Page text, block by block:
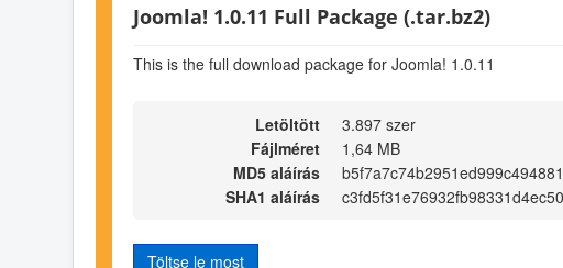
Joomla! 1.0.11 Full Package (.tar.bz2)
This is the full download package for Joomla! 1.0.11
Letöltött
3.897 szer
Fájlméret
1,64 MB
MD5 aláírás
SHA1 aláírás
Töltse le most